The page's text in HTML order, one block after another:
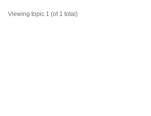
Viewing topic 1 (of 1 total)